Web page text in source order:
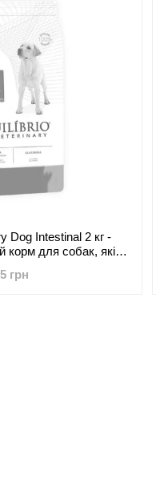
Dog Intestinal 2 кг -
корм для собак, які
захворюваннями
грн